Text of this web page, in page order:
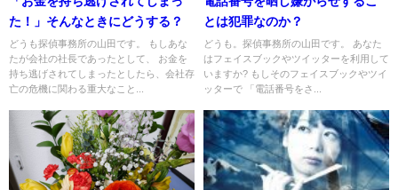
た！」そんなときにどうする？
どうも探偵事務所の山田です。 もしあな
たが会社の社長であったとして、 お金を
持ち逃げされてしまったとしたら、会社存
亡の危機に関わる重大なこと...
とは犯罪なのか？
どうも。探偵事務所の山田です。 あなた
はフェイスブックやツイッターを利用して
いますか? もしそのフェイスブックやツイ
ッターで 「電話番号をさ...